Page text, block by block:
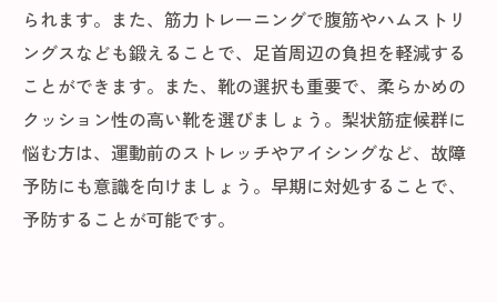
られます。また、筋力トレーニングで腹筋やハムストリ
ングスなども鍛えることで、足首周辺の負担を軽減する
ことができます。また、靴の選択も重要で、柔らかめの
クッション性の高い靴を選びましょう。梨状筋症候群に
悩む方は、運動前のストレッチやアイシングなど、故障
予防にも意識を向けましょう。早期に対処することで、
予防することが可能です。